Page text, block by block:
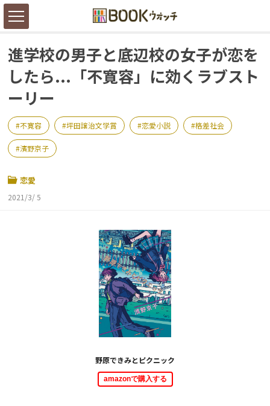
進学校の男子と底辺校の女子が恋を
したら...「不寛容」に効くラブスト
ーリー
不寛容 坪田譲治文学賞 恋愛小説 格差社会
濱野京子
恋愛
2021/3/ 5
野原できみとピクニック
amazonで購入する